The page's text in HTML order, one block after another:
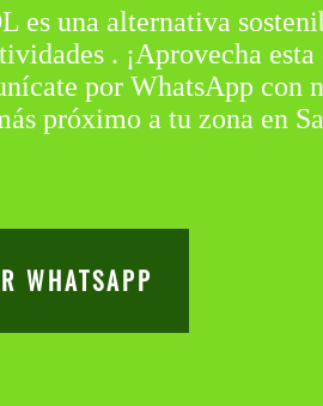
una alternativa
. ¡Aprovecha
por WhatsApp con
próximo a tu zona en
WHATSAPP